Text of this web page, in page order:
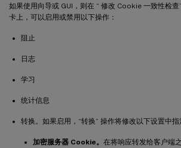
如果使用向导或 GUI，则在 “ 修改 Cookie 一致性检查
卡上，可以启用或禁用以下操作：
阻止
日志
学习
统计信息
转换。如果启用，“转换” 操作将修改以下设置中
加密服务器 Cookie。 在将响应转发给客户端